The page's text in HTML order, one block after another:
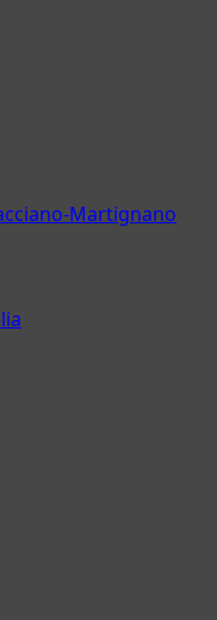
Martignano